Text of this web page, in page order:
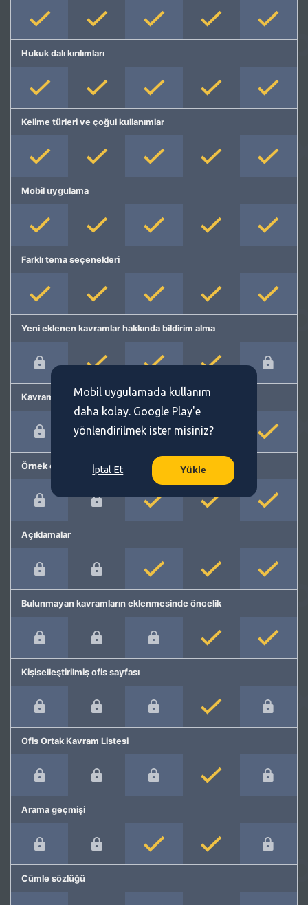
Hukuk dalı kırılımları
Kelime türleri ve çoğul kullanımlar
Mobil uygulama
Farklı tema seçenekleri
Yeni eklenen kavramlar hakkında bildirim alma
Kavram önerme
Örnek cümleler
Açıklamalar
Bulunmayan kavramların eklenmesinde öncelik
Kişiselleştirilmiş ofis sayfası
Ofis Ortak Kavram Listesi
Arama geçmişi
Cümle sözlüğü
Mobil uygulamada kullanım
daha kolay. Google Play'e
yönlendirilmek ister misiniz?
İptal Et Yükle